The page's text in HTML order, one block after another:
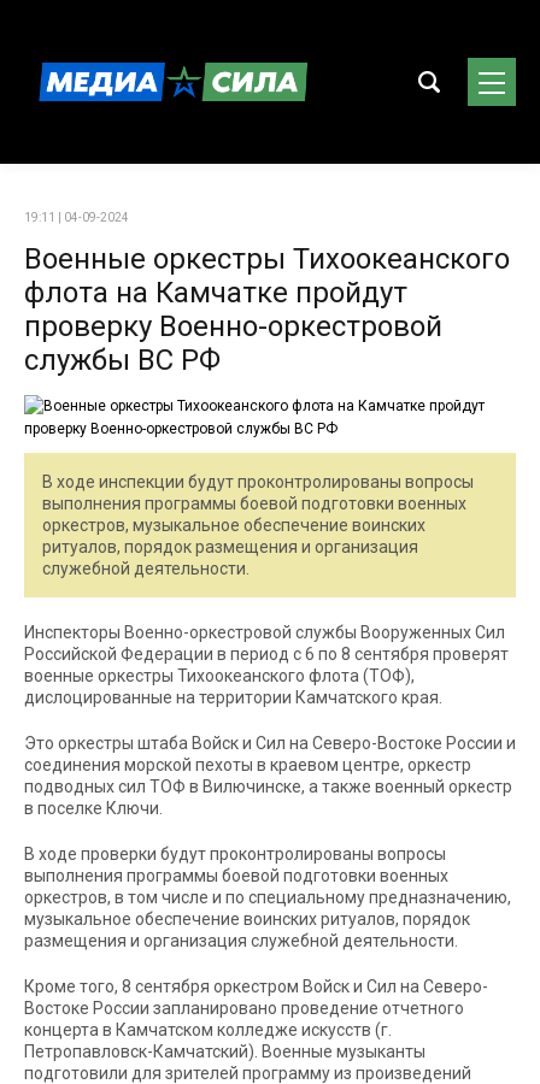
19:11 | 04-09-2024
Военные оркестры Тихоокеанского
флота на Камчатке пройдут
проверку Военно-оркестровой
службы ВС РФ
В ходе инспекции будут проконтролированы вопросы
выполнения программы боевой подготовки военных
оркестров, музыкальное обеспечение воинских
ритуалов, порядок размещения и организация
служебной деятельности.
Инспекторы Военно-оркестровой службы Вооруженных Сил
Российской Федерации в период с 6 по 8 сентября проверят
военные оркестры Тихоокеанского флота (ТОФ),
дислоцированные на территории Камчатского края.
Это оркестры штаба Войск и Сил на Северо-Востоке России и
соединения морской пехоты в краевом центре, оркестр
подводных сил ТОФ в Вилючинске, а также военный оркестр
в поселке Ключи.
В ходе проверки будут проконтролированы вопросы
выполнения программы боевой подготовки военных
оркестров, в том числе и по специальному предназначению,
музыкальное обеспечение воинских ритуалов, порядок
размещения и организация служебной деятельности.
Кроме того, 8 сентября оркестром Войск и Сил на Северо-
Востоке России запланировано проведение отчетного
концерта в Камчатском колледже искусств (г.
Петропавловск-Камчатский). Военные музыканты
подготовили для зрителей программу из произведений